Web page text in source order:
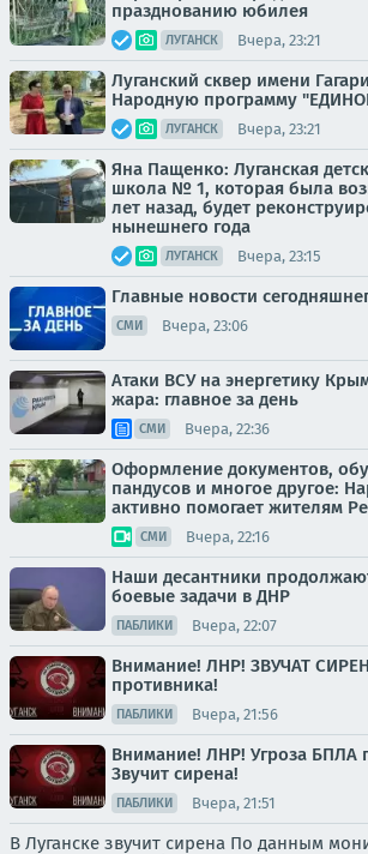
празднованию юбилея
ЛУГАНСК Вчера, 23:21
Луганский сквер имени
Народную программу
ЛУГАНСК Вчера, 23:21
Яна Пащенко: Луганская
школа № 1, которая была
лет назад, будет
нынешнего года
ЛУГАНСК Вчера, 23:15
Главные новости
СМИ Вчера, 23:06
Атаки ВСУ на энергетику
жара: главное за день
СМИ Вчера, 22:36
Оформление документов,
пандусов и многое другое:
активно помогает жителям
СМИ Вчера, 22:16
Наши десантники
боевые задачи в ДНР
ПАБЛИКИ Вчера, 22:07
Внимание! ЛНР! ЗВУЧАТ
противника!
ПАБЛИКИ Вчера, 21:56
Внимание! ЛНР! Угроза БПЛА
Звучит сирена!
ПАБЛИКИ Вчера, 21:51
В Луганске звучит сирена По данным